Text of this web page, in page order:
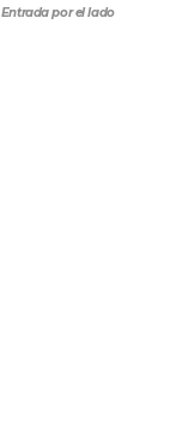
Entrada por el lado